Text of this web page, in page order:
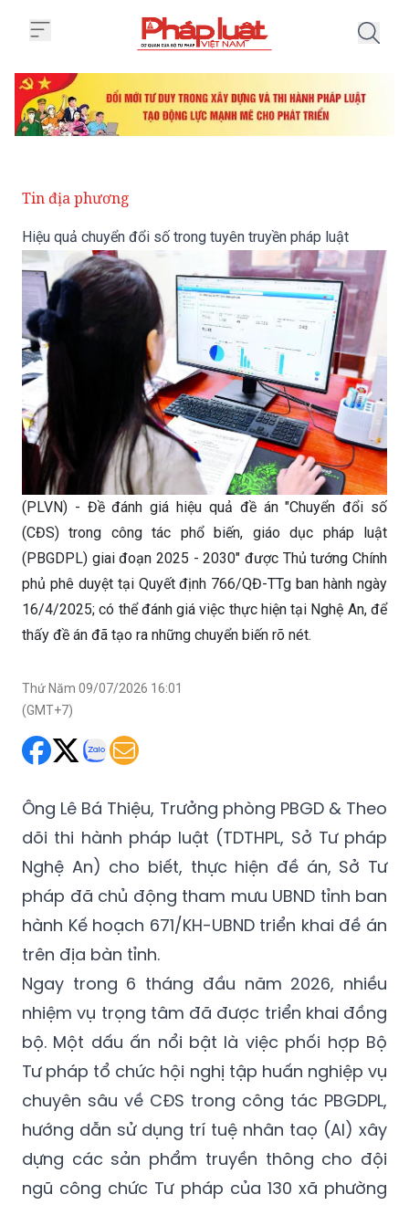
Tin địa phương
Hiệu quả chuyển đổi số trong tuyên truyền pháp luật
(PLVN) - Đề đánh giá hiệu quả đề án "Chuyển đổi số
(CĐS) trong công tác phổ biến, giáo dục pháp luật
(PBGDPL) giai đoạn 2025 - 2030" được Thủ tướng Chính
phủ phê duyệt tại Quyết định 766/QĐ-TTg ban hành ngày
16/4/2025; có thể đánh giá việc thực hiện tại Nghệ An, để
thấy đề án đã tạo ra những chuyển biến rõ nét.
Thứ Năm 09/07/2026 16:01
(GMT+7)
Ông Lê Bá Thiệu, Trưởng phòng PBGD & Theo
dõi thi hành pháp luật (TDTHPL, Sở Tư pháp
Nghệ An) cho biết, thực hiện đề án, Sở Tư
pháp đã chủ động tham mưu UBND tỉnh ban
hành Kế hoạch 671/KH-UBND triển khai đề án
trên địa bàn tỉnh.
Ngay trong 6 tháng đầu năm 2026, nhiều
nhiệm vụ trọng tâm đã được triển khai đồng
bộ. Một dấu ấn nổi bật là việc phối hợp Bộ
Tư pháp tổ chức hội nghị tập huấn nghiệp vụ
chuyên sâu về CĐS trong công tác PBGDPL,
hướng dẫn sử dụng trí tuệ nhân taọ (AI) xây
dựng các sản phẩm truyền thông cho đội
ngũ công chức Tư pháp của 130 xã phường